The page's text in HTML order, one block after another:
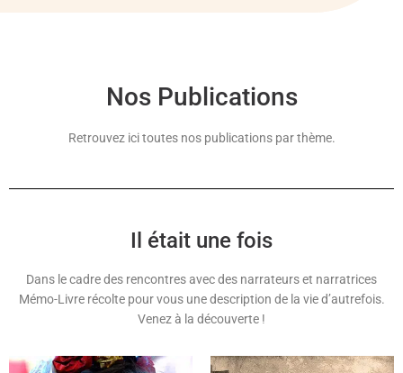
Nos Publications
Retrouvez ici toutes nos publications par thème.
Il était une fois
Dans le cadre des rencontres avec des narrateurs et narratrices
Mémo-Livre récolte pour vous une description de la vie d’autrefois.
Venez à la découverte !